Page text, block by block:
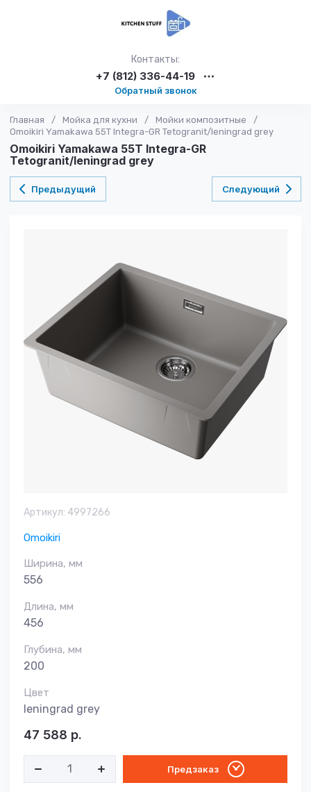
Контакты:
+7 (812) 336-44-19
Обратный звонок
Главная / Мойка для кухни / Мойки композитные
/
Omoikiri Yamakawa 55T Integra-GR Tetogranit/leningrad grey
Omoikiri Yamakawa 55T Integra-GR
Tetogranit/leningrad grey
Предыдущий Следующий
Артикул: 4997266
Omoikiri
Ширина, мм
556
Длина, мм
456
Глубина, мм
200
Цвет
leningrad grey
47 588 р.
Предзаказ